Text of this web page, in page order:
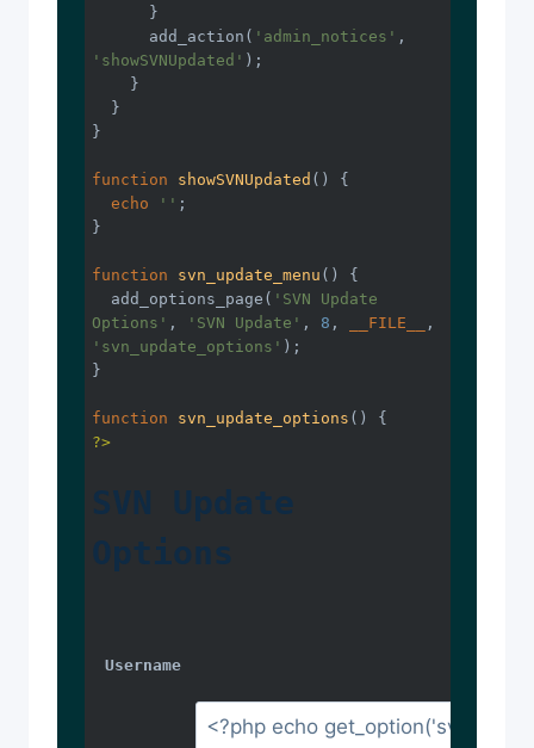
      add_action(
'admin_notices'
'showSVNUpdated' );
}
function showSVNUpdated ()
{
echo
' ' ;
}
function svn_update_menu ()
{
  add_options_page(
'SVN Update
Options' , 'SVN Update' , 8 , __FILE__
'svn_update_options' );
}
function svn_update_options ()
?>
SVN Update
Options
Username